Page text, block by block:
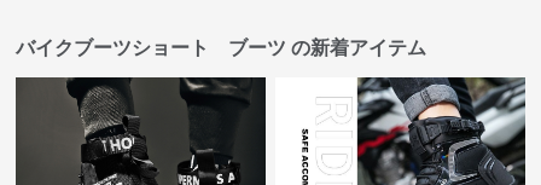
バイクブーツショート ブーツ の新着アイテム